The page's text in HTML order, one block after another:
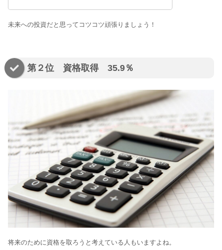
未来への投資だと思ってコツコツ頑張りましょう！
第２位 資格取得 35.9％
将来のために資格を取ろうと考えている人もいますよね。